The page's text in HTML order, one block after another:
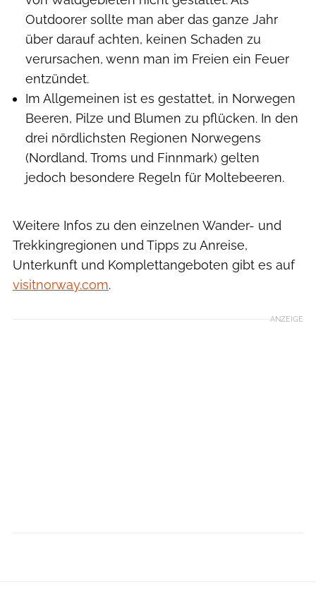
Outdoorer sollte man aber das ganze Jahr
über darauf achten, keinen Schaden zu
verursachen, wenn man im Freien ein Feuer
entzündet.
Im Allgemeinen ist es gestattet, in Norwegen
Beeren, Pilze und Blumen zu pflücken. In den
drei nördlichsten Regionen Norwegens
(Nordland, Troms und Finnmark) gelten
jedoch besondere Regeln für Moltebeeren.
Weitere Infos zu den einzelnen Wander- und
Trekkingregionen und Tipps zu Anreise,
Unterkunft und Komplettangeboten gibt es auf
visitnorway.com.
ANZEIGE